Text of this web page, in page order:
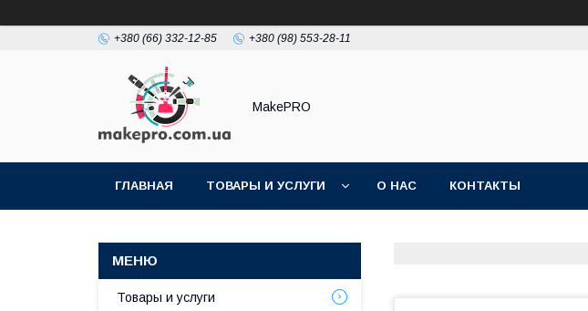
+380 (66) 332-12-85 +380 (98) 553-28-11
MakePRO
ГЛАВНАЯ ТОВАРЫ И УСЛУГИ О НАС КОНТАКТЫ
Товары и услуги